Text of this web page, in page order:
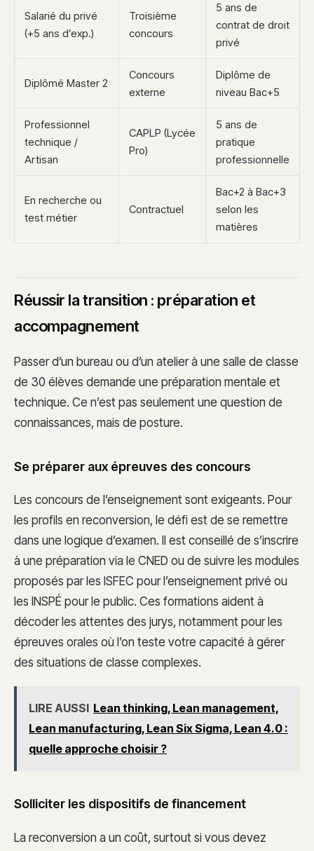
Salarié du privé
(+5 ans d’exp.)
Troisième
concours
5 ans de
contrat de droit
privé
Diplômé Master 2
Concours
externe
Diplôme de
niveau Bac+5
Professionnel
technique /
Artisan
CAPLP (Lycée
Pro)
5 ans de
pratique
professionnelle
En recherche ou
test métier
Contractuel
Bac+2 à Bac+3
selon les
matières
Réussir la transition : préparation et
accompagnement
Passer d’un bureau ou d’un atelier à une salle de classe
de 30 élèves demande une préparation mentale et
technique. Ce n’est pas seulement une question de
connaissances, mais de posture.
Se préparer aux épreuves des concours
Les concours de l’enseignement sont exigeants. Pour
les profils en reconversion, le défi est de se remettre
dans une logique d’examen. Il est conseillé de s’inscrire
à une préparation via le CNED ou de suivre les modules
proposés par les ISFEC pour l’enseignement privé ou
les INSPÉ pour le public. Ces formations aident à
décoder les attentes des jurys, notamment pour les
épreuves orales où l’on teste votre capacité à gérer
des situations de classe complexes.
LIRE AUSSI Lean thinking, Lean management,
Lean manufacturing, Lean Six Sigma, Lean 4.0 :
quelle approche choisir ?
Solliciter les dispositifs de financement
La reconversion a un coût, surtout si vous devez